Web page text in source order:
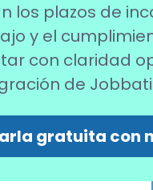
los plazos de
y el
con claridad
de
gratuita con